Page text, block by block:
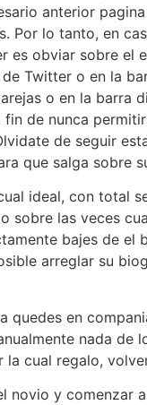
anterior
Por lo tanto, en
obviar sobre el
Twitter o en la
o en la barra
de nunca
de seguir
que salga sobre
ideal, con total
sobre las veces
bajes de
arreglar su
en
nada
cual regalo,
y comenzar